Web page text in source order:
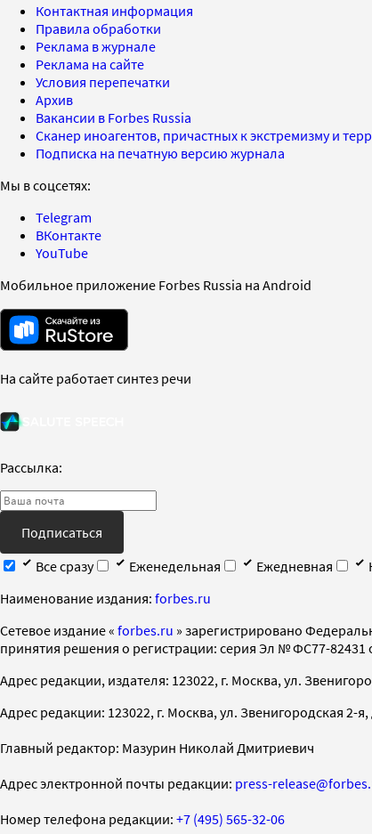
Контактная информация
Правила обработки
Реклама в журнале
Реклама на сайте
Условия перепечатки
Архив
Вакансии в Forbes Russia
Сканер иноагентов, причастных к экстремизму и
Подписка на печатную версию журнала
Мы в соцсетях:
Telegram
ВКонтакте
YouTube
Мобильное приложение Forbes Russia на Android
На сайте работает синтез речи
Рассылка:
Подписаться
Все сразу
Еженедельная Ежедневная
Наименование издания: forbes.ru
Cетевое издание « forbes.ru » зарегистрировано
принятия решения о регистрации: серия Эл № ФС77-82431
Адрес редакции, издателя: 123022, г. Москва, ул.
Адрес редакции: 123022, г. Москва, ул. Звенигородская 2-я,
Главный редактор: Мазурин Николай Дмитриевич
Адрес электронной почты редакции: press-
Номер телефона редакции: +7 (495) 565-32-06